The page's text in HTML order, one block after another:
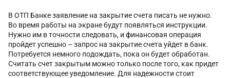
В ОТП Банке заявление на закрытие счета писать не нужно.
Во время работы на экране будут появляться инструкции.
Нужно им в точности следовать, и финансовая операция
пройдет успешно – запрос на закрытие счета уйдет в банк.
Потребуется немного подождать, пока он будет обработан.
Считать счет закрытым можно только после того, как придет
соответствующее уведомление. Для надежности стоит